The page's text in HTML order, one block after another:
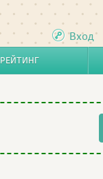
Вход
РЕЙТИНГ